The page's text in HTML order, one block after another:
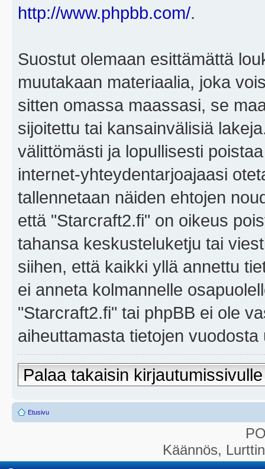
http://www.phpbb.com/.
Suostut olemaan esittämättä
muutakaan materiaalia, joka
sitten omassa maassasi, se
sijoitettu tai kansainvälisiä
välittömästi ja lopullisesti
internet-yhteydentarjoajaasi
tallennetaan näiden ehtojen
että "Starcraft2.fi" on oikeus
tahansa keskusteluketju tai
siihen, että kaikki yllä annettu
ei anneta kolmannelle
"Starcraft2.fi" tai phpBB ei ole
aiheuttamasta tietojen
Palaa takaisin kirjautumissivulle
Etusivu
Käännös,